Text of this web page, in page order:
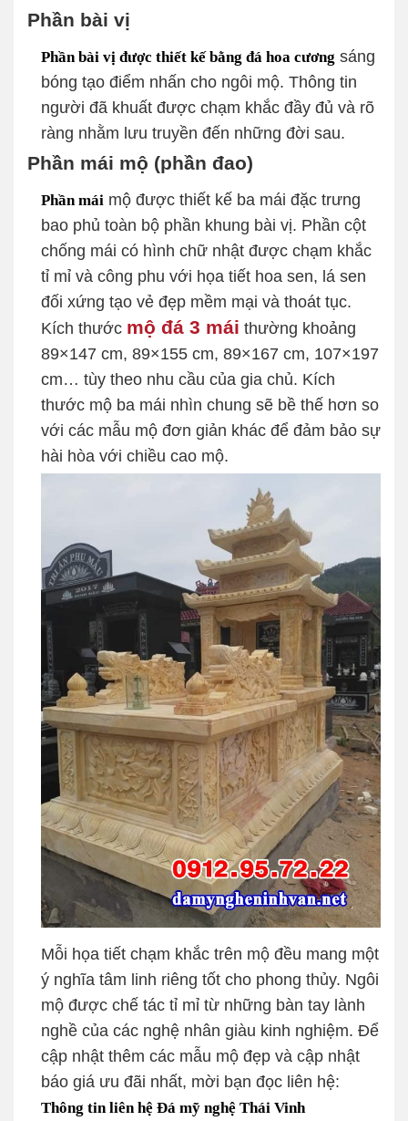
Phần bài vị
Phần bài vị được thiết kế bằng đá hoa cương sáng
bóng tạo điểm nhấn cho ngôi mộ. Thông tin
người đã khuất được chạm khắc đầy đủ và rõ
ràng nhằm lưu truyền đến những đời sau.
Phần mái mộ (phần đao)
Phần mái mộ được thiết kế ba mái đặc trưng
bao phủ toàn bộ phần khung bài vị. Phần cột
chống mái có hình chữ nhật được chạm khắc
tỉ mỉ và công phu với họa tiết hoa sen, lá sen
đối xứng tạo vẻ đẹp mềm mại và thoát tục.
Kích thước mộ đá 3 mái thường khoảng
89×147 cm, 89×155 cm, 89×167 cm, 107×197
cm… tùy theo nhu cầu của gia chủ. Kích
thước mộ ba mái nhìn chung sẽ bề thế hơn so
với các mẫu mộ đơn giản khác để đảm bảo sự
hài hòa với chiều cao mộ.
Mỗi họa tiết chạm khắc trên mộ đều mang một
ý nghĩa tâm linh riêng tốt cho phong thủy. Ngôi
mộ được chế tác tỉ mỉ từ những bàn tay lành
nghề của các nghệ nhân giàu kinh nghiệm. Để
cập nhật thêm các mẫu mộ đẹp và cập nhật
báo giá ưu đãi nhất, mời bạn đọc liên hệ:
Thông tin liên hệ Đá mỹ nghệ Thái Vinh